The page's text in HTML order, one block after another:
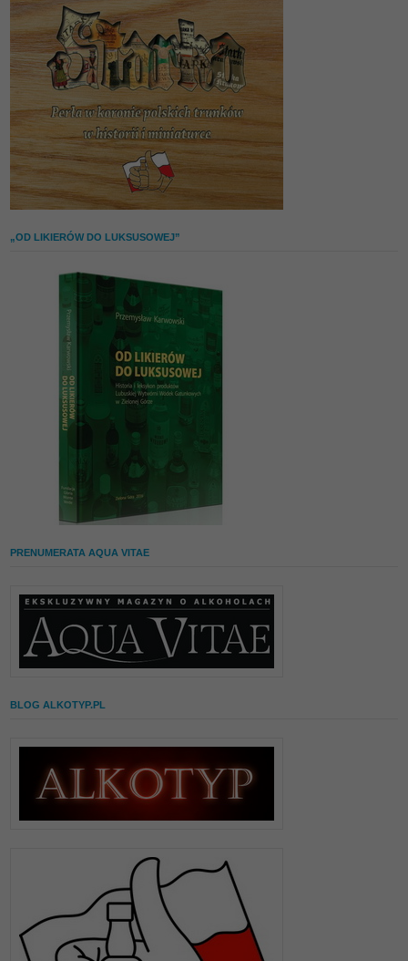
„OD LIKIERÓW DO LUKSUSOWEJ”
PRENUMERATA AQUA VITAE
BLOG ALKOTYP.PL